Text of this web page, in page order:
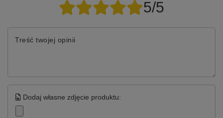
5/5
Treść twojej opinii
Dodaj własne zdjęcie produktu: